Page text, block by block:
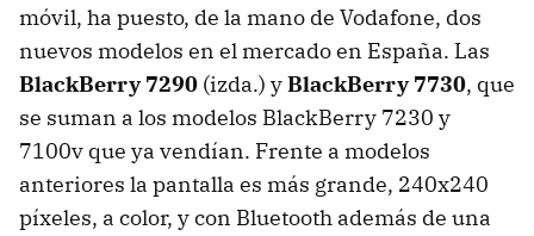
móvil, ha puesto, de la mano de Vodafone, dos
nuevos modelos en el mercado en España. Las
BlackBerry 7290 (izda.) yBlackBerry 7730, que
se suman a los modelos BlackBerry 7230 y
7100v que ya vendían. Frente a modelos
anteriores la pantalla es más grande, 240x240
píxeles, a color, y con Bluetooth además de una